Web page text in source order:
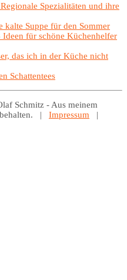
Spezialitäten und ihre
kalte Suppe für den Sommer
für schöne Küchenhelfer
das ich in der Küche nicht
Schattentees
Schmitz - Aus meinem
| Impressum |